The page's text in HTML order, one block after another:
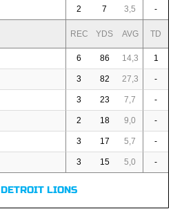
2 7 3,5 -
REC YDS AVG TD
6 86 14,3 1
3 82 27,3 -
3 23 7,7 -
2 18 9,0 -
3 17 5,7 -
3 15 5,0 -
DETROIT LIONS